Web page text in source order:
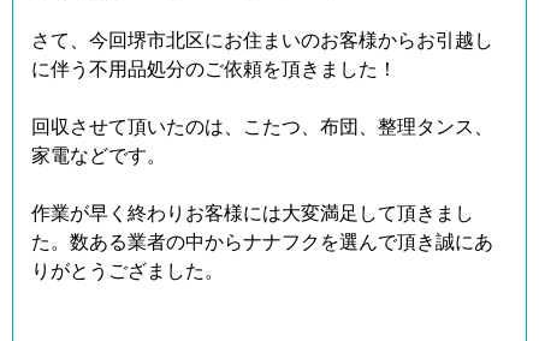
さて、今回堺市北区にお住まいのお客様からお引越し
に伴う不用品処分のご依頼を頂きました！
回収させて頂いたのは、こたつ、布団、整理タンス、
家電などです。
作業が早く終わりお客様には大変満足して頂きまし
た。数ある業者の中からナナフクを選んで頂き誠にあ
りがとうござました。